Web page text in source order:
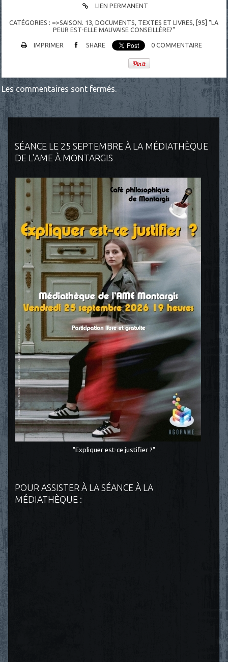
SÉANCE LE 25 SEPTEMBRE À LA MÉDIATHÈQUE
DE L'AME À MONTARGIS
"Expliquer est-ce justifier ?"
POUR ASSISTER À LA SÉANCE À LA
MÉDIATHÈQUE :
LIEN PERMANENT
CATÉGORIES : =>SAISON. 13 ,DOCUMENTS TEXTES ET LIVRES
[95] "LA
PEUR EST-ELLE MAUVAISE CONSEILLÈRE?"
IMPRIMER SHARE 0 COMMENTAIRE
Les commentaires sont fermés.